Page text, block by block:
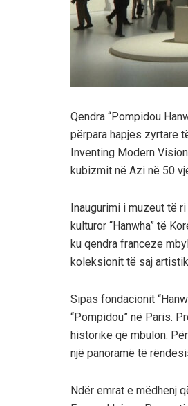
Qendra “Pompidou
përpara hapjes zyrtare
Inventing Modern
kubizmit në Azi në 50
Inaugurimi i muzeut të
kulturor “Hanwha” të
ku qendra franceze
koleksionit të saj
Sipas fondacionit
“Pompidou” në Paris.
historike që mbulon.
një panoramë të
Ndër emrat e mëdhenj